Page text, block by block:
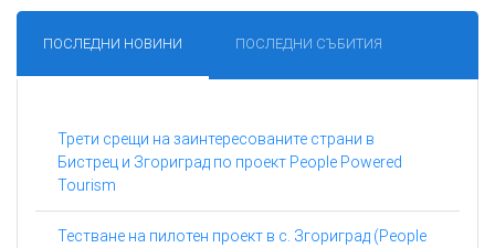
ПОСЛЕДНИ НОВИНИ ПОСЛЕДНИ СЪБИТИЯ
Трети срещи на заинтересованите страни в
Бистрец и Згориград по проект People Powered
Tourism
Тестване на пилотен проект в с. Згориград (People